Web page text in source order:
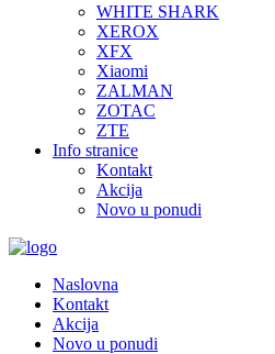
WHITE SHARK
XEROX
XFX
Xiaomi
ZALMAN
ZOTAC
ZTE
Info stranice
Kontakt
Akcija
Novo u ponudi
Naslovna
Kontakt
Akcija
Novo u ponudi